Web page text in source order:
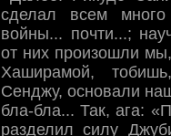
сделал всем много
войны... почти...;
от них произошли
Хаширамой,
Сенджу, основали
бла-бла... Так, ага:
разделил силу